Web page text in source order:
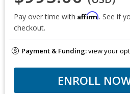
Pay over time with Affirm. See if
checkout.
Payment & Funding:view your
ENROLL